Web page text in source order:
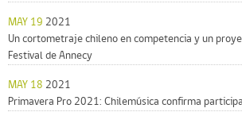
MAY 19 2021
Un cortometraje chileno en competencia y un
Festival de Annecy
MAY 18 2021
Primavera Pro 2021: Chilemúsica confirma